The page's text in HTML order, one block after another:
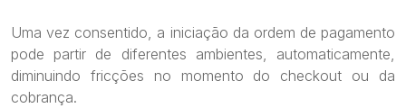
Uma vez consentido, a iniciação da ordem de pagamento
pode partir de diferentes ambientes, automaticamente,
diminuindo fricções no momento do checkout ou da
cobrança.